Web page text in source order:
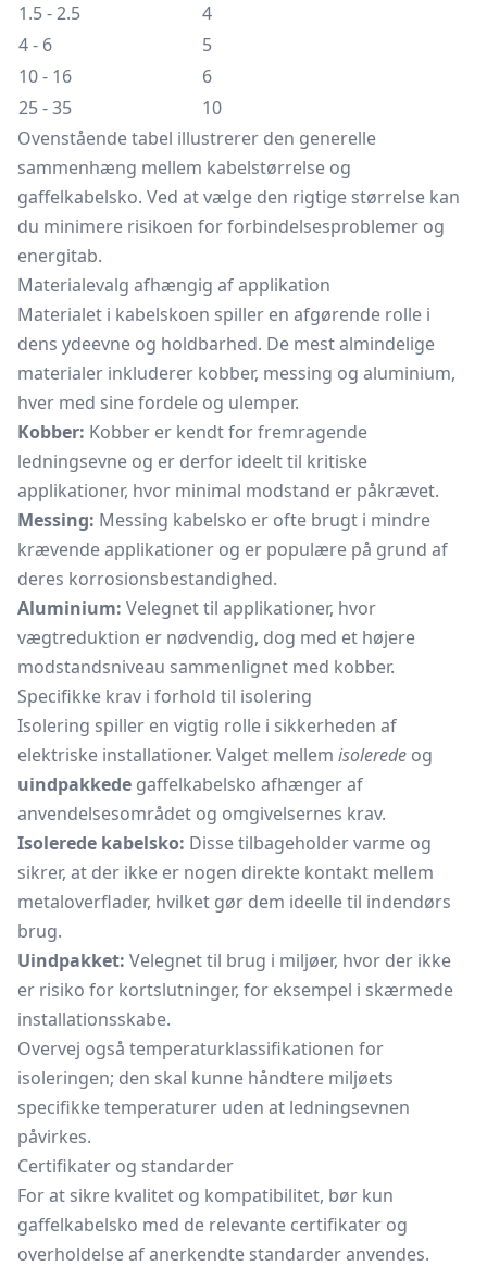
1.5 - 2.5
4
4 - 6
5
10 - 16
6
25 - 35
10
Ovenstående tabel illustrerer den generelle
sammenhæng mellem kabelstørrelse og
gaffelkabelsko. Ved at vælge den rigtige størrelse kan
du minimere risikoen for forbindelsesproblemer og
energitab.
Materialevalg afhængig af applikation
Materialet i kabelskoen spiller en afgørende rolle i
dens ydeevne og holdbarhed. De mest almindelige
materialer inkluderer kobber, messing og aluminium,
hver med sine fordele og ulemper.
Kobber: Kobber er kendt for fremragende
ledningsevne og er derfor ideelt til kritiske
applikationer, hvor minimal modstand er påkrævet.
Messing: Messing kabelsko er ofte brugt i mindre
krævende applikationer og er populære på grund af
deres korrosionsbestandighed.
Aluminium: Velegnet til applikationer, hvor
vægtreduktion er nødvendig, dog med et højere
modstandsniveau sammenlignet med kobber.
Specifikke krav i forhold til isolering
Isolering spiller en vigtig rolle i sikkerheden af
elektriske installationer. Valget mellem isolerede og
uindpakkede gaffelkabelsko afhænger af
anvendelsesområdet og omgivelsernes krav.
Isolerede kabelsko: Disse tilbageholder varme og
sikrer, at der ikke er nogen direkte kontakt mellem
metaloverflader, hvilket gør dem ideelle til indendørs
brug.
Uindpakket: Velegnet til brug i miljøer, hvor der ikke
er risiko for kortslutninger, for eksempel i skærmede
installationsskabe.
Overvej også temperaturklassifikationen for
isoleringen; den skal kunne håndtere miljøets
specifikke temperaturer uden at ledningsevnen
påvirkes.
Certifikater og standarder
For at sikre kvalitet og kompatibilitet, bør kun
gaffelkabelsko med de relevante certifikater og
overholdelse af anerkendte standarder anvendes.